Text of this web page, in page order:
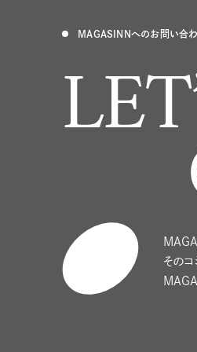
MAGASINNへのお問い合
そのコ